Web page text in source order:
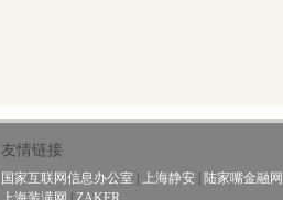
友情链接
国家互联网信息办公室 | 上海静安 | 陆家嘴金融网